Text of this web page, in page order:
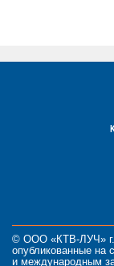
© ООО «КТВ-ЛУЧ»
опубликованные на
и международным